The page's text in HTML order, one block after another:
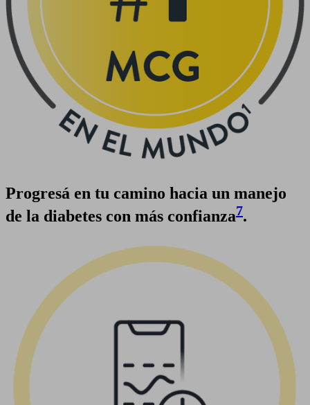
Progresá en tu camino hacia un manejo
de la diabetes con más confianza7.